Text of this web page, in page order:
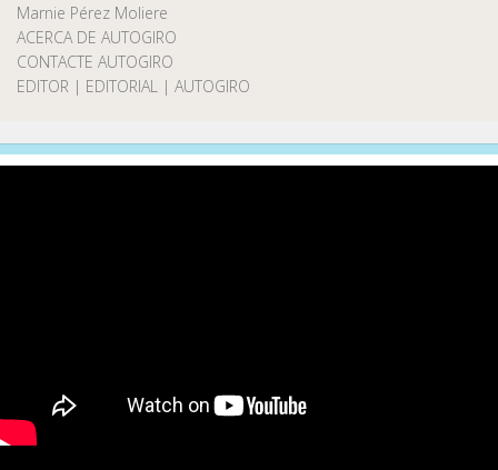
Marnie Pérez Moliere
ACERCA DE AUTOGIRO
CONTACTE AUTOGIRO
EDITOR | EDITORIAL | AUTOGIRO